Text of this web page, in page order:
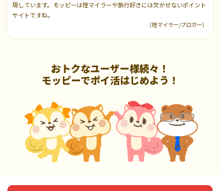
現しています。モッピーは陸マイラーや旅行好きには欠かせないポイント
サイトですね。
（陸マイラー/ブロガー）
おトクなユーザー様続々！
モッピーでポイ活はじめよう！